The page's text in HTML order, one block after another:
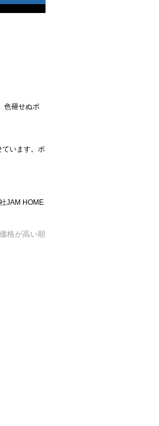
色褪せぬポ
ています。ポ
JAM HOME
価格が高い順